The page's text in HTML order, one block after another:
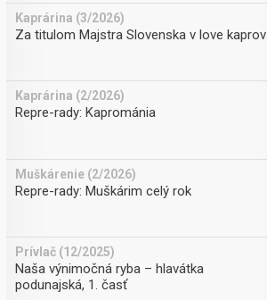
Kaprárina (3/2026)
Za titulom Majstra Slovenska v love kaprov
Kaprárina (2/2026)
Repre-rady: Kaprománia
Muškárenie (2/2026)
Repre-rady: Muškárim celý rok
Prívlač (12/2025)
Naša výnimočná ryba – hlavátka
podunajská, 1. časť